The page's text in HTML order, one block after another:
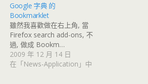
Google 字典 的
Bookmarklet
雖然我喜歡做在右上角, 當
Firefox search add-ons, 不
過, 做成 Bookm…
2009 年 12 月 14 日
在「News-Application」中